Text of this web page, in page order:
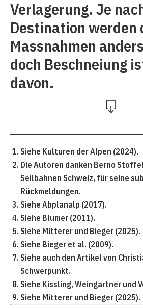
Verlagerung. Je
Destination werden
Massnahmen
doch Beschneiung
davon.
Siehe Kulturen der Alpen (2024).
Die Autoren danken Berno
Seilbahnen Schweiz, für seine
Rückmeldungen.
Siehe Abplanalp (2017).
Siehe Blumer (2011).
Siehe Mitterer und Bieger (2025).
Siehe Bieger et al. (2009).
Siehe auch den Artikel von
Schwerpunkt.
Siehe Kissling, Weingartner und
Siehe Mitterer und Bieger (2025).